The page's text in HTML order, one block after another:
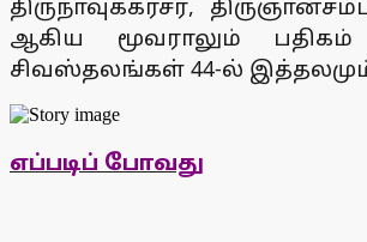
திருநாவுக்கரசர்,
ஆகிய மூவராலும்
சிவஸ்தலங்கள் 44-ல்
எப்படிப் போவது